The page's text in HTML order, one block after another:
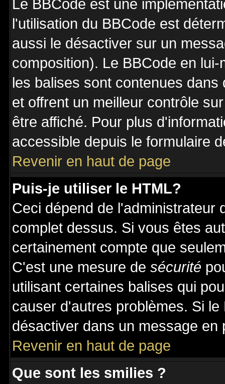
Le BBCode est une
l'utilisation du BBCode est
aussi le désactiver sur un
composition). Le BBCode en
les balises sont contenues
et offrent un meilleur contrôle
être affiché. Pour plus
accessible depuis le formulaire
Revenir en haut de page
Puis-je utiliser le HTML?
Ceci dépend de l'administrateur
complet dessus. Si vous êtes
certainement compte que
C'est une mesure de sécurité
utilisant certaines balises qui
causer d'autres problèmes. Si
désactiver dans un message
Revenir en haut de page
Que sont les smilies ?